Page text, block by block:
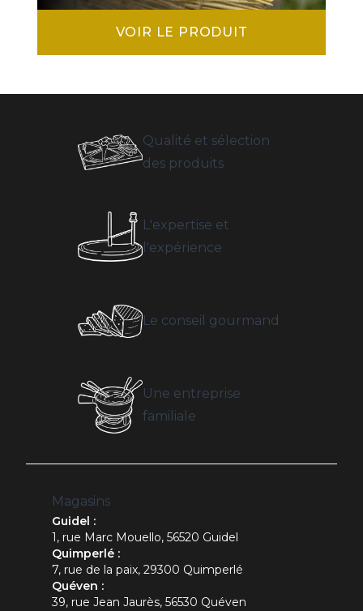
VOIR LE PRODUIT
Qualité et sélection
des produits
L'expertise et
l'expérience
Le conseil gourmand
Une entreprise
familiale
Magasins
Guidel :
1, rue Marc Mouello, 56520 Guidel
Quimperlé :
7, rue de la paix, 29300 Quimperlé
Quéven :
39, rue Jean Jaurès, 56530 Quéven